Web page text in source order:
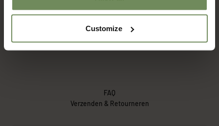
Customize
Summer Statements
FAQ
Verzenden & Retourneren